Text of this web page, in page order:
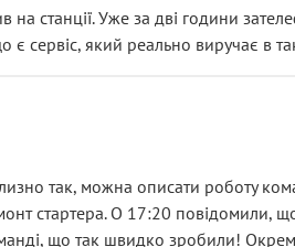
її цей сервіс серйозно підірвав.
“подивились і поїхав”
працює не на якість, а “аби
на станції. Уже за дві години
сервіс, який реально виручає в
так, можна описати роботу
стартера. О 17:20 повідомили,
що так швидко зробили!